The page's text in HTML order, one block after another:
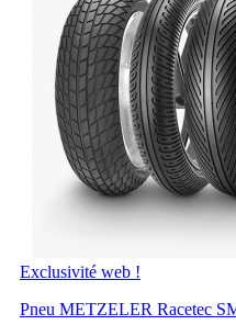
Exclusivité web !
Pneu METZELER Racetec